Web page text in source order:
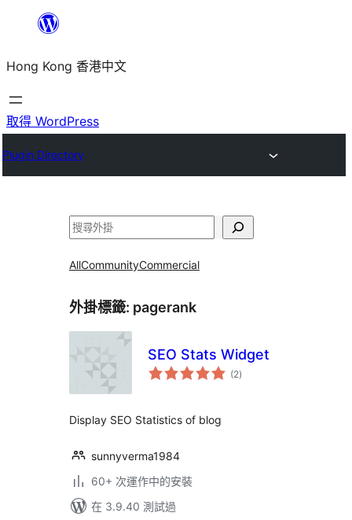
主
要
內
Hong Kong 香港中文
取得 WordPress
Plugin Directory
搜
AllCommunityCommercial
外掛標籤: pagerank
SEO Stats Widget
(2總
評)
Display SEO Statistics of blog
sunnyverma1984
60+ 次運作中的安裝
在 3.9.40 測試過